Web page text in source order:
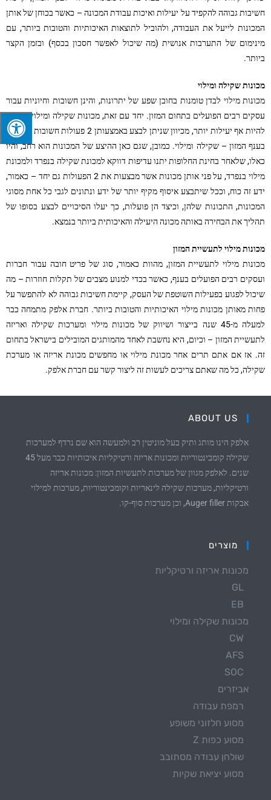
חשיבות גבוהה להקפיד על יעילות ואיכות עבודת המכונה – כאשר בכוחן של אותן
המכונות לייעל את העבודה, ולהוביל לתוצאות האיכותיות והטובות ביותר, עם
מינימום של התערבות אנושית (מה שיכול לאפשר חסכון בכסף) ובזמן הקצר
ביותר.
מכונות שקילה ומילוי
מכונות מילוי לבדן טומנות בחובן שפע של יתרונות, והינן חשובות וחיוניות עבור
עסקים רבים הפועלים בתחום המזון. יחד עם זאת, מכונות שקילה ומילוי, יכולות
להיות אף יעילות יותר, מכיוון שניתן לבצע באמצעותן 2 פעולות חשובות וחיוניות
בענף המזון – שקילה ומילוי. כמובן, שגם כאן ההיצע של המכונות הוא רחב, והיו
כאלו, שלאחר בחינת החלופות יתנו עדיפות דווקא למכונת שקילה בנפרד ולמכונת
מילוי בנפרד, על פני אותן מכונות אשר מבצעות את 2 הפעולות גם יחד – כאמור,
ידע זה כוח, וככל שיתבצע איסוף מקיף יותר של ידע ונתונים לגבי כל אחת מסוגי
המכונות, התכונות שלהן, וכיצד הן פועלות, כך יעלו הסיכויים לבצע בסופו של
תהליך את הבחירה באותה מכונה היעילה והאיכותית ביותר בנמצא.
מכונות מילוי לתעשיית המזון
מכונות מילוי לתעשיית המזון, מהוות כאמור, סוג של פריט חובה עבור חברות
ועסקים רבים הפועלים בענף, כאשר בכדי למנוע מצבים של תקלות חוזרות – מה
שיכול לפגוע בפעילות השוטפת של העסק, קיימת חשיבות גבוהה לא להתפשר על
פחות מאותן מכונות מילוי האיכותיות והטובות ביותר. חברת אלפק מתמחה כבר
למעלה מ-45 שנה בייצור ושיווק של מכונות מילוי ומערכות שקילה ואריזה
לתעשיית המזון – וכיום, היא נחשבת לאחד מהמותגים המובילים בישראל בתחום
זה. אז אם אתם תרים אחר מכונת מילוי או מחפשים מכונת אריזה או מערכת
שקילה, כל מה שאתם צריכים לעשות זה ליצור קשר עם חברת אלפק.
ABOUT US
אלפק הינו מותג ותיק בעל מוניטין רב ולמעשה הוא שם נרדף למערכות
שקילה קומבינטוריות ומכונות אריזה ורטיקליות איכותיות כבר מעל 45
שנים. לאלפק מגוון של מערכות לתעשיות המזון: מכונות אריזה
ורטיקליות, מערכות שקילה לינאריות וקומבינטוריות, מערכות למילוי
אבקות Auger filler, וכן מערכות סוף-קו.
מוצרים
מכונות אריזה ורטיקליות
GL
EB
מכונות שקילה ומילוי
CW
AFS
SOC
אביזרים
רמפת עבודה
מסוע חלזוני משופע
מסוע כפות Z
שולחן עבודה מסתובב
מסוע יציאת שקיות